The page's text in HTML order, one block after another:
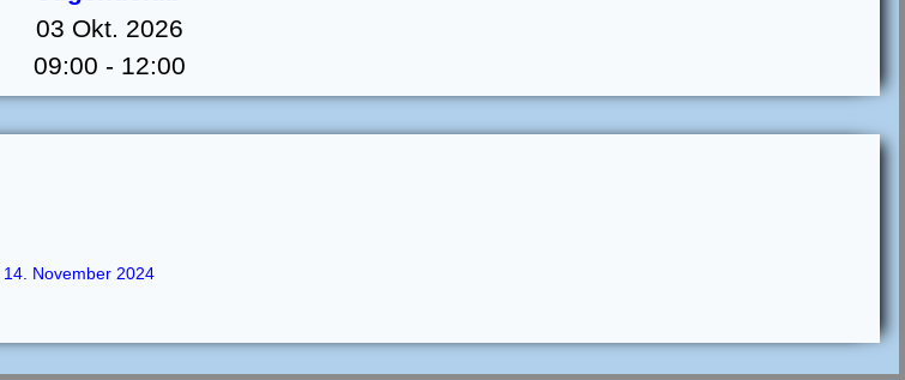
03 Okt. 2026
09:00 - 12:00
14. November 2024